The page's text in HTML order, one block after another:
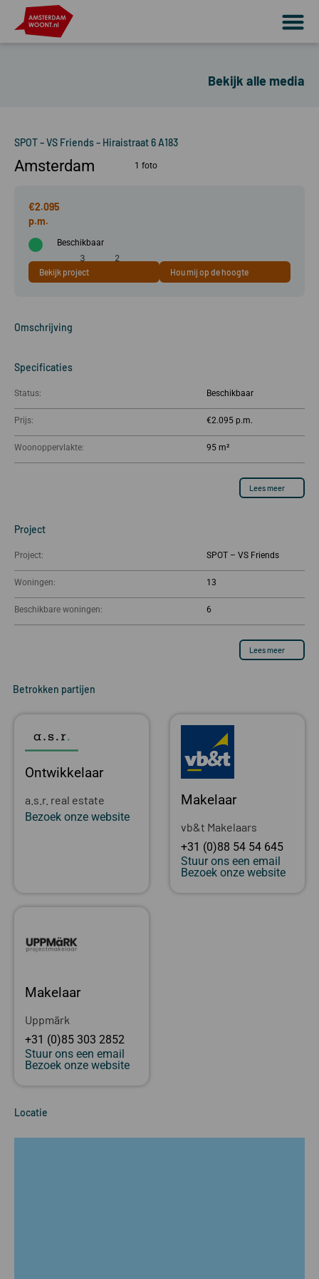
Bekijk alle media
SPOT – VS Friends – Hiraistraat 6 A183
Amsterdam 1 foto
€2.095
Beschikbaar
95 m²
3
kamer(s)
2
Bekijk project Hou mij op de hoogte
Omschrijving
Specificaties
Status: Beschikbaar
Prijs: €2.095
Woonoppervlakte: 95 m²
Lees meer
Project
Project: SPOT – VS Friends
Woningen: 13
Beschikbare woningen: 6
Lees meer
Betrokken partijen
Ontwikkelaar
a.s.r. real estate
Bezoek onze website
Makelaar
vb&t Makelaars
+31 (0)88 54 54 645
Stuur ons een email
Bezoek onze website
Makelaar
Uppmärk
+31 (0)85 303 2852
Stuur ons een email
Bezoek onze website
Locatie